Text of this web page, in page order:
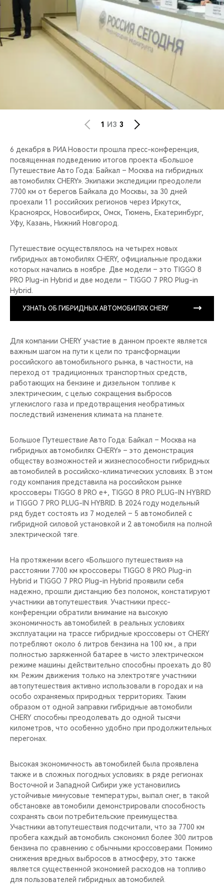
CHERY И СПОРТ
НАШИ МЕРОПРИЯТИЯ
1 ИЗ 3
6 декабря в РИА Новости прошла пресс-конференция,
посвященная подведению итогов проекта «Большое
Путешествие Авто Года: Байкал – Москва на гибридных
автомобилях CHERY». Экипажи экспедиции преодолели
7700 км от берегов Байкала до Москвы, за 30 дней
проехали 11 российских регионов через Иркутск,
Красноярск, Новосибирск, Омск, Тюмень, Екатеринбург,
Уфу, Казань, Нижний Новгород.
Путешествие осуществлялось на четырех новых
гибридных автомобилях CHERY, официальные продажи
которых начались в ноябре. Две модели – это TIGGO 8
PRO Plug-in Hybrid и две модели – TIGGO 7 PRO Plug-in
Hybrid.
УЗНАТЬ ОБ ГИБРИДНЫХ АВТОМОБИЛЯХ CHERY
Для компании CHERY участие в данном проекте является
важным шагом на пути к цели по трансформации
российского автомобильного рынка, в частности, на
переход от традиционных транспортных средств,
работающих на бензине и дизельном топливе к
электрическим, с целью сокращения выбросов
углекислого газа и предотвращения необратимых
последствий изменения климата на планете.
Большое Путешествие Авто Года: Байкал – Москва на
гибридных автомобилях CHERY» – это демонстрация
обществу возможностей и жизнеспособности гибридных
автомобилей в российско-климатических условиях. В этом
году компания представила на российском рынке
кроссоверы TIGGO 8 PRO e+, TIGGO 8 PRO PLUG-IN HYBRID
и TIGGO 7 PRO PLUG-IN HYBRID. В 2024 году модельный
ряд будет состоять из 7 моделей – 5 автомобилей с
гибридной силовой установкой и 2 автомобиля на полной
электрической тяге.
На протяжении всего «Большого путешествия» на
расстоянии 7700 км кроссоверы TIGGO 8 PRO Plug-in
Hybrid и TIGGO 7 PRO Plug-in Hybrid проявили себя
надежно, прошли дистанцию без поломок, констатируют
участники автопутешествия. Участники пресс-
конференции обратили внимание на высокую
экономичность автомобилей: в реальных условиях
эксплуатации на трассе гибридные кроссоверы от CHERY
потребляют около 6 литров бензина на 100 км., а при
полностью заряженной батарее в чисто электрическом
режиме машины действительно способны проехать до 80
км. Режим движения только на электротяге участники
автопутешествия активно использовали в городах и на
особо охраняемых природных территориях. Таким
образом от одной заправки гибридные автомобили
CHERY способны преодолевать до одной тысячи
километров, что особенно удобно при продолжительных
перегонах.
Высокая экономичность автомобилей была проявлена
также и в сложных погодных условиях: в ряде регионах
Восточной и Западной Сибири уже установились
устойчивые минусовые температуры, выпал снег, в такой
обстановке автомобили демонстрировали способность
сохранять свои потребительские преимущества.
Участники автопутешествия подсчитали, что за 7700 км
пробега каждый автомобиль сэкономил более 300 литров
бензина по сравнению с обычными кроссоверами. Помимо
снижения вредных выбросов в атмосферу, это также
является существенной экономией расходов на топливо
для пользователей гибридных автомобилей.